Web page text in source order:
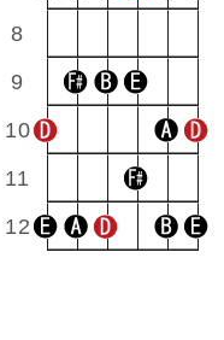
8
9
10
11
12